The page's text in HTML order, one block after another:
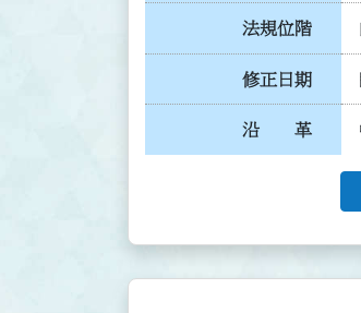
法規位階
修正日期
沿 革